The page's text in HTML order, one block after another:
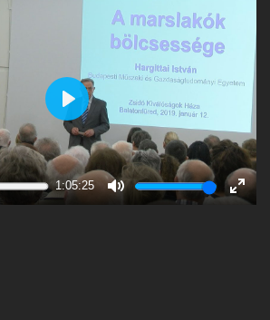
1:05:25
Mute
Enter
Play